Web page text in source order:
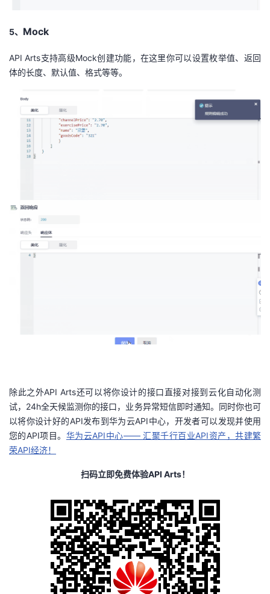
5、 Mock
API Arts支持高级Mock创建功能，在这里你可以设置枚举值、返回
体的长度、默认值、格式等等。
除此之外API Arts还可以将你设计的接口直接对接到云化自动化测
试，24h全天候监测你的接口，业务异常短信即时通知。同时你也可
以将你设计好的API发布到华为云API中心，开发者可以发现并使用
您的API项目。 华为云API中心—— 汇聚千行百业API资产，共建繁
荣API经济！
扫码立即免费体验API Arts！